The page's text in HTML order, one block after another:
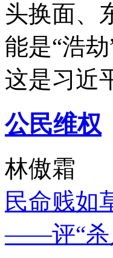
头换面、
能是“浩
这是习近
公民维权
林傲霜
民命贱如
——评“杀